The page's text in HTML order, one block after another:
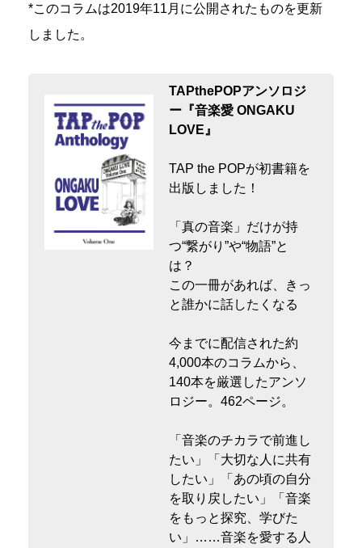
*このコラムは2019年11月に公開されたものを更新
しました。
TAPthePOPアンソロジ
ー『音楽愛 ONGAKU
LOVE』
TAP the POPが初書籍を
出版しました！
「真の音楽」だけが持
つ“繋がり”や“物語”と
は？
この一冊があれば、きっ
と誰かに話したくなる
今までに配信された約
4,000本のコラムから、
140本を厳選したアンソ
ロジー。462ページ。
「音楽のチカラで前進し
たい」「大切な人に共有
したい」「あの頃の自分
を取り戻したい」「音楽
をもっと探究、学びた
い」……音楽を愛する人